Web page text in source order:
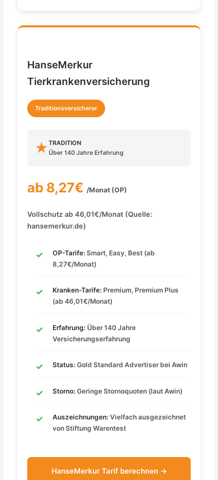
HanseMerkur
Tierkrankenversicherung
Traditionsversicherer
★ TRADITION
Über 140 Jahre Erfahrung
ab 8,27€/Monat (OP)
Vollschutz ab 46,01€/Monat (Quelle:
hansemerkur.de)
OP-Tarife: Smart, Easy, Best (ab
8,27€/Monat)
Kranken-Tarife: Premium, Premium Plus
(ab 46,01€/Monat)
Erfahrung: Über 140 Jahre
Versicherungserfahrung
Status: Gold Standard Advertiser bei Awin
Storno: Geringe Stornoquoten (laut Awin)
Auszeichnungen: Vielfach ausgezeichnet
von Stiftung Warentest
HanseMerkur Tarif berechnen →